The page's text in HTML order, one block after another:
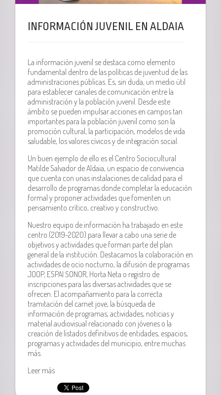
INFORMACIÓN JUVENIL EN ALDAIA
La información juvenil se destaca como elemento
fundamental dentro de las políticas de juventud de las
administraciones públicas. Es, sin duda, un medio útil
para establecer canales de comunicación entre la
administración y la población juvenil. Desde este
ámbito se pueden impulsar acciones en campos tan
importantes para la población juvenil como son la
promoción cultural, la participación, modelos de vida
saludable, los valores cívicos y de integración social.
Un buen ejemplo de ello es el Centro Sociocultural
Matilde Salvador de Aldaia, un espacio de convivencia
que cuenta con unas instalaciones de calidad para el
desarrollo de programas donde completar la educación
formal y proponer actividades que fomenten un
pensamiento crítico, creativo y constructivo.
Nuestro equipo de información ha trabajado en este
centro (2019-2020) para llevar a cabo una serie de
objetivos y actividades que forman parte del plan
general de la institución. Destacamos la colaboración en
actividades de ocio nocturno, la difusión de programas
JOOP, ESPAI SONOR, Horta Neta o registro de
inscripciones para las diversas actividades que se
ofrecen. El acompañamiento para la correcta
tramitación del carnet jove, la búsqueda de
información de programas, actividades, noticias y
material audiovisual relacionado con jóvenes o la
creación de listados definitivos de entidades, espacios,
programas y actividades del municipio, entre muchas
más.
Leer más